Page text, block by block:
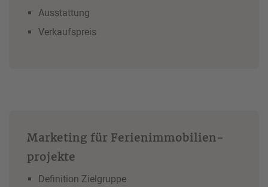
Ausstattung
Verkaufspreis
Marketing für Ferienimmobilien­
projekte
Definition Zielgruppe